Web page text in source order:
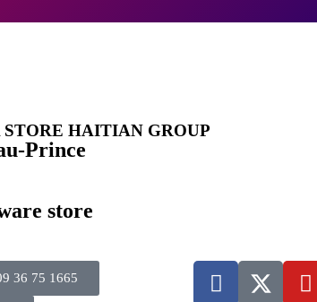
HAITIAN GROUP
Prince
store
36 75 1665